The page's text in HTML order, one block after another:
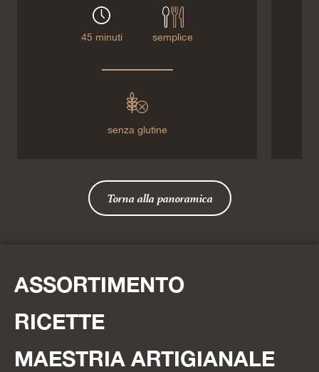
45 minuti semplice
senza glutine
Torna alla panoramica
ASSORTIMENTO
RICETTE
MAESTRIA ARTIGIANALE